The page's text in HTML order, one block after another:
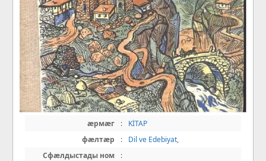
æрмæг :
KİTAP
фæлтæр
: Dil ve Edebiyat,
Сфæлдыстады ном
: